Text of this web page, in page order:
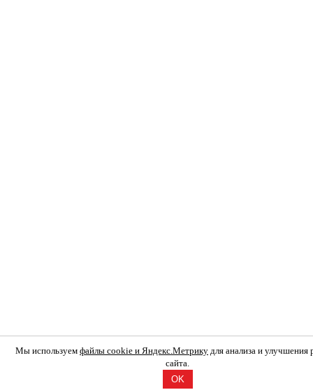
Мы используем файлы cookie и Яндекс.Метрику для анализа и улучшения
сайта.
OK